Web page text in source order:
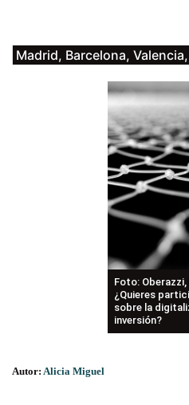
Madrid, Barcelona,
Foto:
¿Quieres
sobre la
inversión?
Autor: Alicia Miguel